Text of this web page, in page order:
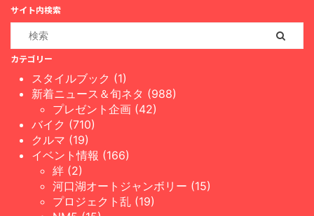
サイト内検索
カテゴリー
スタイルブック (1)
新着ニュース＆旬ネタ (988)
プレゼント企画 (42)
バイク (710)
クルマ (19)
イベント情報 (166)
絆 (2)
河口湖オートジャンボリー (15)
プロジェクト乱 (19)